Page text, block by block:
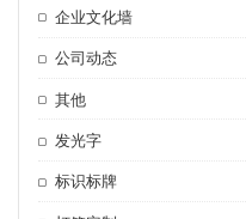
企业文化墙
公司动态
其他
发光字
标识标牌